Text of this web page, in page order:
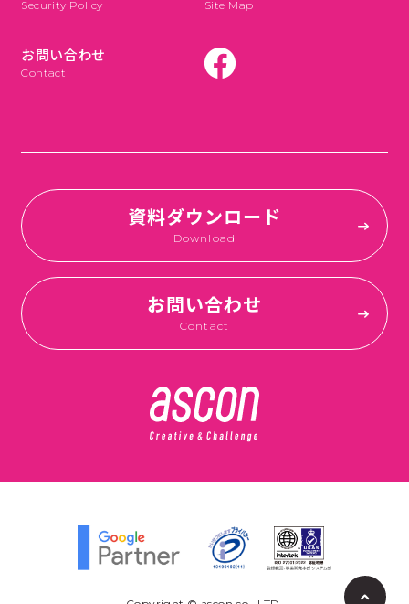
による暗号化通信を採用しています。これにより、ブ
ラウザから送信される情報は安全に送信されインター
９．Cookie等により取得する情報について
索キーワード、閲覧した広告及びそのクリック数に関
する履歴、閲覧時間、使用しているブラウザの種類、
報等の情報）を取得するためCookieを使用していま
す。ただし、個人を特定・識別できるような情報は一
切含まれておりません。
その他、Cookieに関する詳細は
10．個人情報の安全管理措置について
取得した個人情報は、漏えい、滅失またはき損の防止
適切な措置を講じております。利用目的が完了後、当
よる暗号化措置を講じています。
Security Policy Site Map
お問い合わせ
Contact
資料ダウンロード
Download
お問い合わせ
Contact
p
a